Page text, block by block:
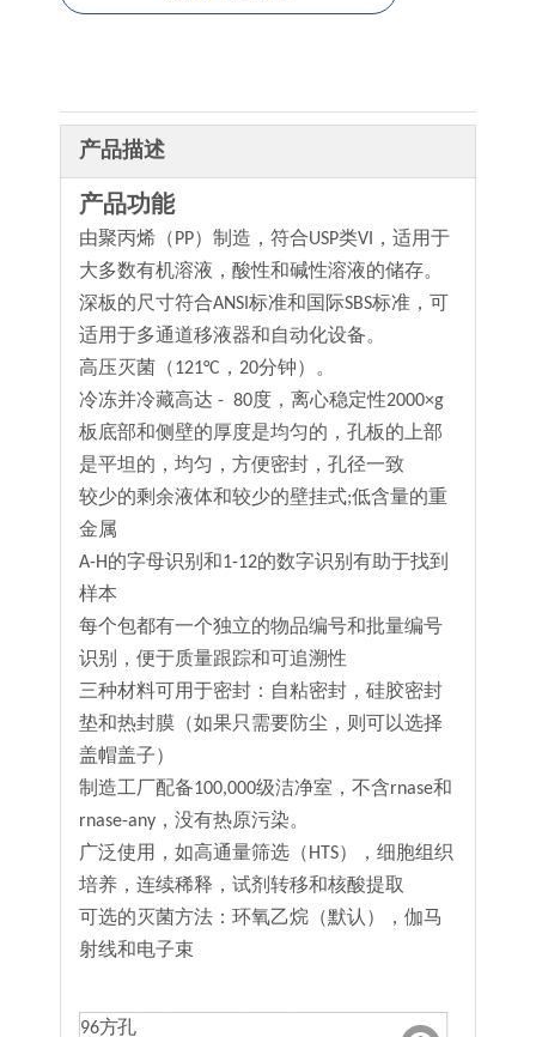
产品描述
产品功能
由聚丙烯（PP）制造，符合USP类VI，适用于
大多数有机溶液，酸性和碱性溶液的储存。
深板的尺寸符合ANSI标准和国际SBS标准，可
适用于多通道移液器和自动化设备。
高压灭菌（121°C，20分钟）。
冷冻并冷藏高达 - 80度，离心稳定性2000×g
板底部和侧壁的厚度是均匀的，孔板的上部
是平坦的，均匀，方便密封，孔径一致
较少的剩余液体和较少的壁挂式;低含量的重
金属
A-H的字母识别和1-12的数字识别有助于找到
样本
每个包都有一个独立的物品编号和批量编号
识别，便于质量跟踪和可追溯性
三种材料可用于密封：自粘密封，硅胶密封
垫和热封膜（如果只需要防尘，则可以选择
盖帽盖子）
制造工厂配备100,000级洁净室，不含rnase和
rnase-any，没有热原污染。
广泛使用，如高通量筛选（HTS），细胞组织
培养，连续稀释，试剂转移和核酸提取
可选的灭菌方法：环氧乙烷（默认），伽马
射线和电子束
96方孔